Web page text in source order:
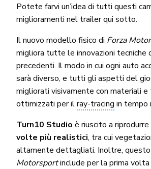
Potete farvi un’idea di tutti questi
miglioramenti nel trailer qui sotto.
Il nuovo modello fisico di Forza
migliora tutte le innovazioni tecniche
precedenti. Il modo in cui ogni auto
sarà diverso, e tutti gli aspetti del
migliorati visivamente con materiali
ottimizzati per ilray-tracing in tempo
Turn10 Studio è riuscito a riprodurre
volte più realistici, tra cui
altamente dettagliati. Inoltre, questo
Motorsportinclude per la prima volta